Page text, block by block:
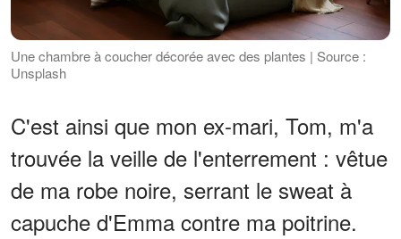
Une chambre à coucher décorée avec des plantes | Source :
Unsplash
C'est ainsi que mon ex-mari, Tom, m'a
trouvée la veille de l'enterrement : vêtue
de ma robe noire, serrant le sweat à
capuche d'Emma contre ma poitrine.